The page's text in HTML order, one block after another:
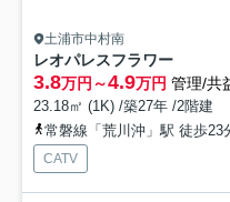
土浦市中村南
レオパレスフラワー
3.8万円～4.9万円 管理/共
23.18㎡ (1K) /築27年 /2階建
常磐線「荒川沖」駅 徒歩23
CATV